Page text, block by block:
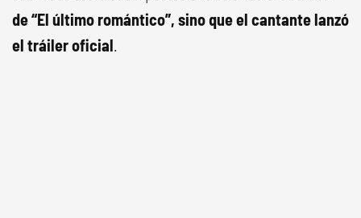
de “El último romántico”, sino que el cantante lanzó
el tráiler oficial.